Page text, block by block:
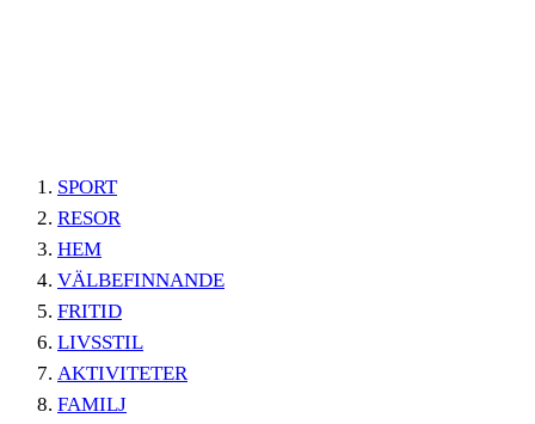
SPORT
RESOR
HEM
VÄLBEFINNANDE
FRITID
LIVSSTIL
AKTIVITETER
FAMILJ